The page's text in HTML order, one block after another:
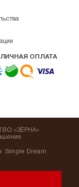
ОПЛАТА
«ЗЁРНА»
Simple Dream